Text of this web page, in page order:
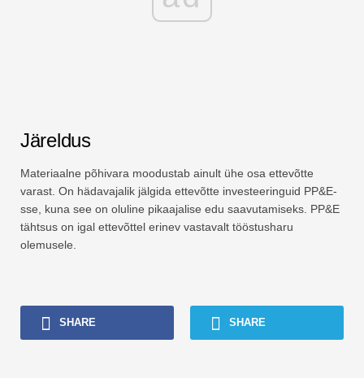
Järeldus
Materiaalne põhivara moodustab ainult ühe osa ettevõtte
varast. On hädavajalik jälgida ettevõtte investeeringuid PP&E-
sse, kuna see on oluline pikaajalise edu saavutamiseks. PP&E
tähtsus on igal ettevõttel erinev vastavalt tööstusharu
olemusele.
SHARE SHARE